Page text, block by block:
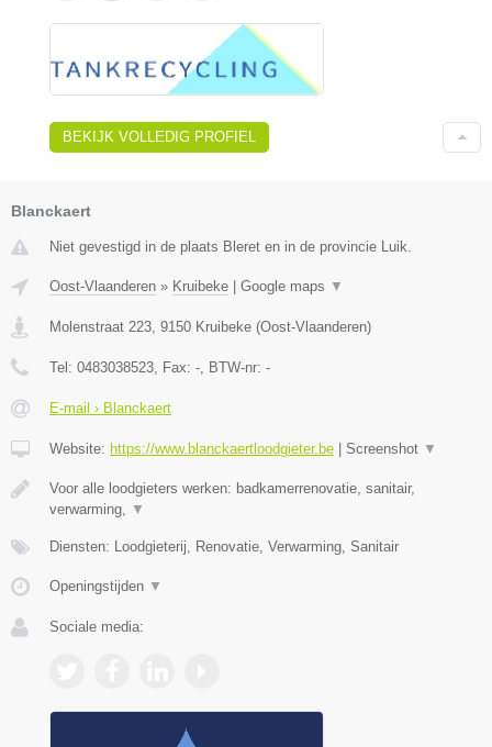
BEKIJK VOLLEDIG PROFIEL
Blanckaert
Niet gevestigd in de plaats Bleret en in de provincie Luik.
Oost-Vlaanderen » Kruibeke Google maps ▼
Molenstraat 223 9150 Kruibeke (Oost-Vlaanderen)
Tel: 0483038523 , Fax: - , BTW-nr: -
E-mail › Blanckaert
Website: https://www.blanckaertloodgieter.be Screenshot ▼
Voor alle loodgieters werken: badkamerrenovatie, sanitair,
verwarming,
▼
Diensten: Loodgieterij, Renovatie, Verwarming, Sanitair
Openingstijden ▼
Sociale media: